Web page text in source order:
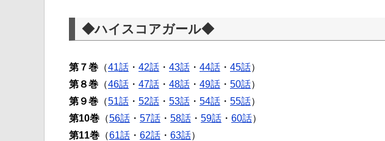
◆ハイスコアガール◆
第７巻 （41話 ・ 42話 ・ 43話 ・ 44話 ・ 45話）
第８巻 （46話 ・ 47話 ・ 48話 ・ 49話 ・ 50話）
第９巻 （51話 ・ 52話 ・ 53話 ・ 54話 ・ 55話）
第10巻 （56話 ・ 57話 ・ 58話 ・ 59話 ・ 60話）
第11巻 （61話 ・ 62話 ・ 63話）